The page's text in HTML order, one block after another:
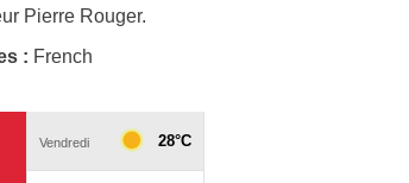
Pierre Rouger.
: French